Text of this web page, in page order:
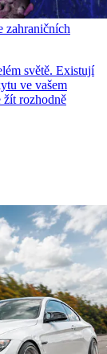
zahraničních
světě. Existují
ve vašem
žít rozhodně